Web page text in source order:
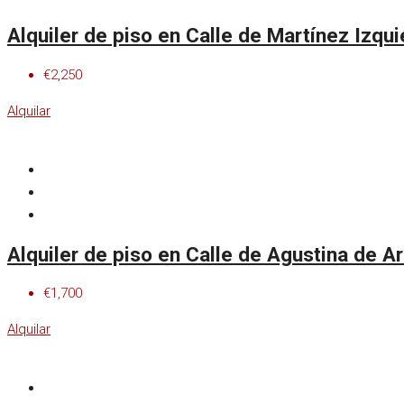
Alquiler de piso en Calle de Martínez
€2,250
Alquilar
Alquiler de piso en Calle de Agustina de
€1,700
Alquilar